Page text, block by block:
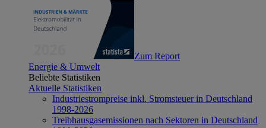
Zum Report
Energie & Umwelt
Beliebte Statistiken
Aktuelle Statistiken
Industriestrompreise inkl. Stromsteuer in Deutschland
1998-2026
Treibhausgasemissionen nach Sektoren in Deutschland